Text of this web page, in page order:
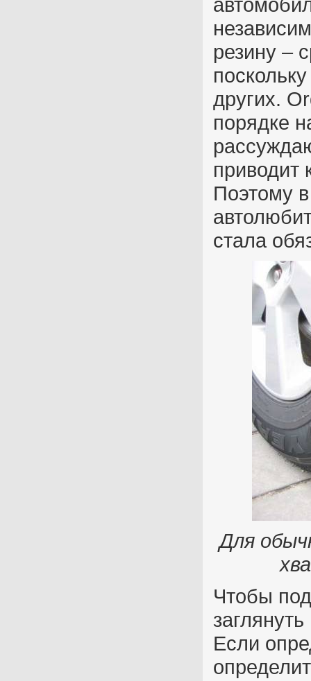
резину –
других.
порядке
приводит
Поэтому
стала
Для
Чтобы
Если